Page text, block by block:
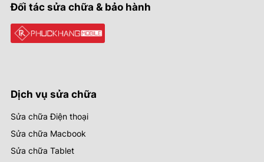
Đối tác sửa chữa & bảo hành
Dịch vụ sửa chữa
Sửa chữa Điện thoại
Sửa chữa Macbook
Sửa chữa Tablet